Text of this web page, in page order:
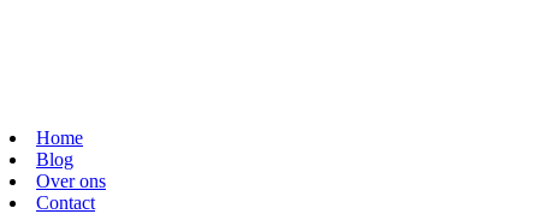
Home
Blog
Over ons
Contact